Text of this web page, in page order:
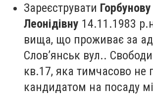
Зареєструвати
Леонідівну 14.11.1983
вища, що проживає за
Слов’янськ вул..
кв.17, яка тимчасово не
кандидатом на посаду